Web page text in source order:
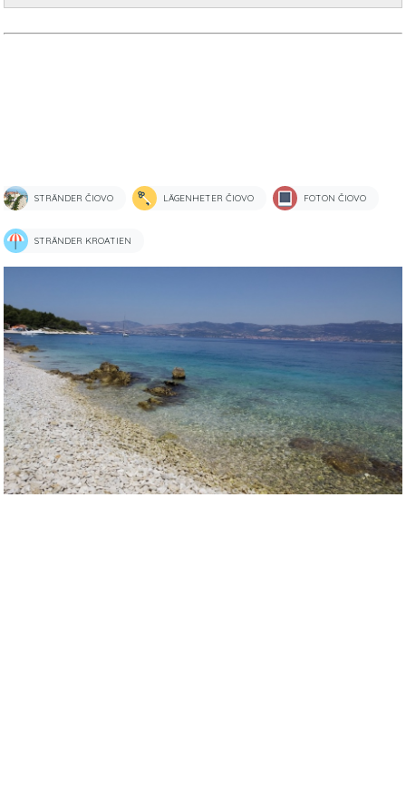
STRÄNDER ČIOVO LÄGENHETER ČIOVO FOTON ČIOVO
STRÄNDER KROATIEN